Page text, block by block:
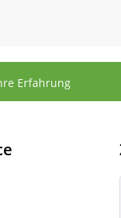
Erfahrung